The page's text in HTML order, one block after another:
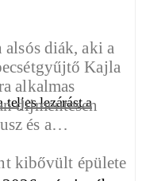
teljes lezárást a
diák, aki a
Kajla
alkalmas
díjmentesen
és a…